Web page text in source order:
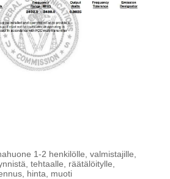
1-2 henkilölle, valmistajille,
tehtaalle, räätälöitylle,
hinta, muoti